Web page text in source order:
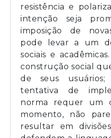
resistência e
intenção seja
imposição de
pode levar a um
sociais e
construção social
de seus
tentativa de
norma requer um
momento, não
resultar em